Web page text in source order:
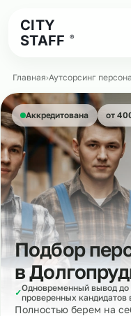
CITY
STAFF
®
Главная›Аутсорсинг
Аккредитована от
Подбор
в
✓Одновременный вывод до
проверенных кандидатов
Полностью берем на